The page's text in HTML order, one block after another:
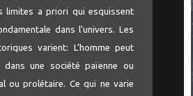
limites a priori qui esquissent
dans l'univers. Les
varient: L’homme peut
dans une société païenne ou
ou prolétaire. Ce qui ne varie